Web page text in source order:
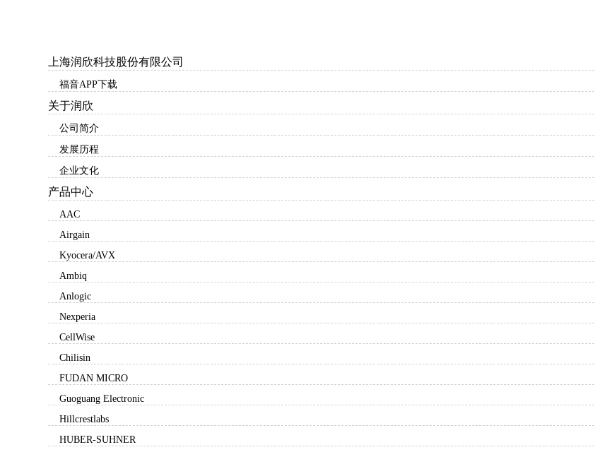
上海润欣科技股份有限公司
福音APP下载
关于润欣
公司简介
发展历程
企业文化
产品中心
AAC
Airgain
Kyocera/AVX
Ambiq
Anlogic
Nexperia
CellWise
Chilisin
FUDAN MICRO
Guoguang Electronic
Hillcrestlabs
HUBER-SUHNER